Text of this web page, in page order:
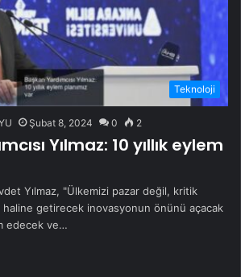
Teknoloji
Şubat 8, 2024 0 2
Yılmaz: 10 yıllık eylem
Yılmaz, "Ülkemizi pazar değil, kritik
getirecek inovasyonun önünü açacak
edecek ve…